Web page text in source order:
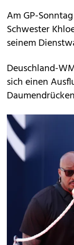
Am GP-
Schwester
seinem
Deuschland-
sich einen